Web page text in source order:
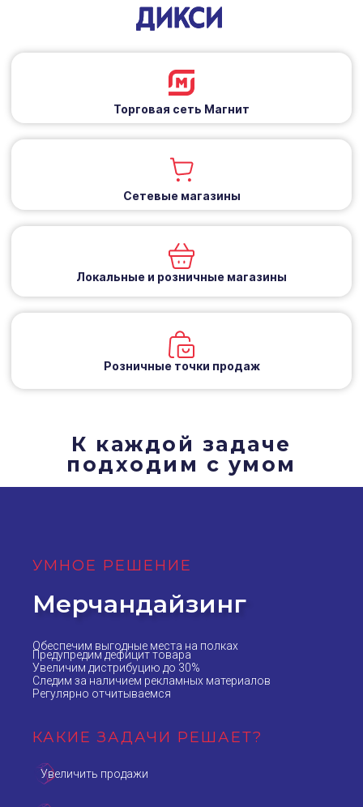
Торговая сеть Магнит
Сетевые магазины
Локальные и розничные магазины
Розничные точки продаж
К каждой задаче
подходим с умом
УМНОЕ РЕШЕНИЕ
Мерчандайзинг
Обеспечим выгодные места на полках
Предупредим дефицит товара
Увеличим дистрибуцию до 30%
Следим за наличием рекламных материалов
Регулярно отчитываемся
КАКИЕ ЗАДАЧИ РЕШАЕТ?
Увеличить продажи